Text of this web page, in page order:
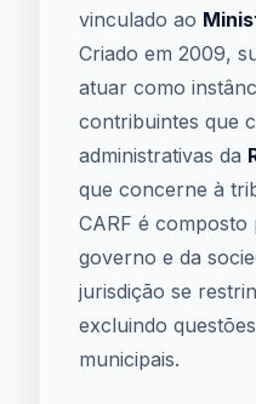
vinculado ao
Criado em 2009,
atuar como
contribuintes que
administrativas da
que concerne à
CARF é
governo e da
jurisdição se
excluindo
municipais.